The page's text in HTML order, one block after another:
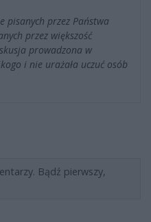
pisanych przez Państwa
przez większość
prowadzona w
i nie urażała uczuć osób
Bądź pierwszy,